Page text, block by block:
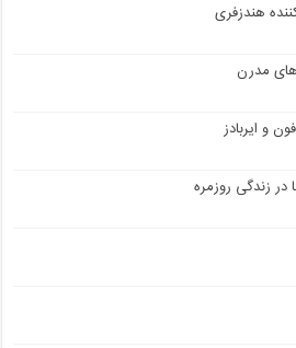
هندزفری
مدرن
و ایربادز
در زندگی روزمره